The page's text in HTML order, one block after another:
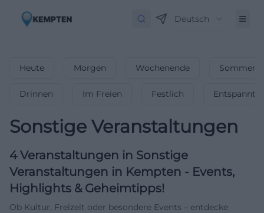
Deutsch
Heute Morgen Wochenende
Drinnen Im Freien Festlich Entspannt
Sonstige Veranstaltungen
4 Veranstaltungen in Sonstige
Veranstaltungen in Kempten - Events,
Highlights & Geheimtipps!
Ob Kultur, Freizeit oder besondere Events – entdecke